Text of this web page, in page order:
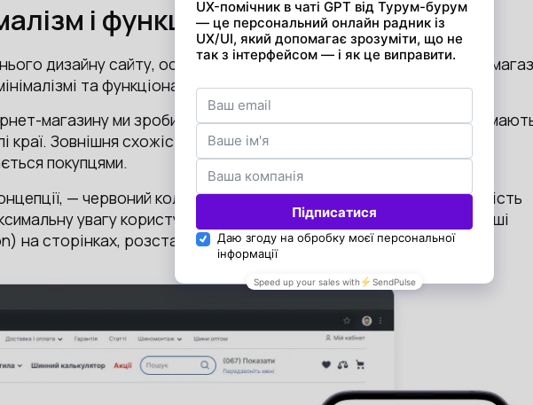
і функціональність
дизайну сайту, основний фокус під час редизайну інтернет-
та функціональності.
магазину ми зробили м’яким і акуратним. Всі елементи сайту
краї. Зовнішня схожість з шинами підкреслює приналежність до
покупцями.
— червоний колір. Враховуючи стилістичну мінімалістичність
увагу користувачів. Таким чином ми виділили найважливіші
сторінках, розставивши необхідні акценти.